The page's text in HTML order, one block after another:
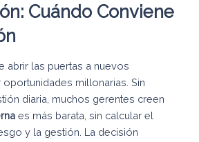
Cuándo Conviene
abrir las puertas a nuevos
millonarias. Sin
diaria, muchos gerentes creen
es más barata, sin calcular el
y la gestión. La decisión